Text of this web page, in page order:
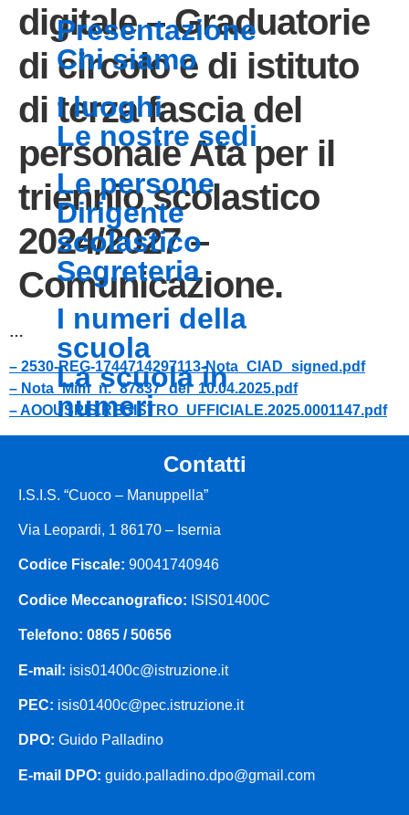
presentazione
chi siamo
i luoghi
le nostre sedi
le persone
dirigente
scolastico
segreteria
i numeri della
scuola
la scuola in
numeri
scuola
regolamenti
d'istituto
perfezionamento
iscrizioni classi
prime
organizzazione
organigramma
organi collegiali
digitale – Graduatorie
di circolo e di istituto
di terza fascia del
personale Ata per il
triennio scolastico
2024/2027 –
Comunicazione.
…
– 2530-REG-1744714297113-Nota_CIAD_signed.pdf
– Nota_Mim_n._87837_del_10.04.2025.pdf
– AOOUSPIS.REGISTRO_UFFICIALE.2025.0001147.pdf
contatti
I.S.I.S. “Cuoco – Manuppella”
Via Leopardi, 1 86170 – Isernia
Codice Fiscale: 90041740946
Codice Meccanografico: ISIS01400C
Telefono: 0865 / 50656
E-mail: isis01400c@istruzione.it
PEC: isis01400c@pec.istruzione.it
DPO: Guido Palladino
E-mail DPO: guido.palladino.dpo@gmail.com